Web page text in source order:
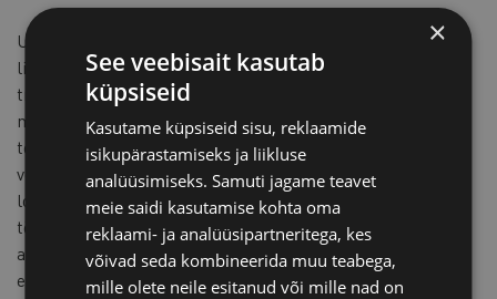
Usume, et meie teenused võivad pakkuda ka teistele koja
liikmetele väärtust. Olenemata sellest, kas oled
traditsiooniline ettevõte, kes soovib oma kuluhaldust
moderniseerida, või kasvav idufirma, kes vajab oma
tootesse põimitud finantsteenuste juurutamist. Näiteks
võimaldab Wallester Businessi platvorm ettevõtetel
loobuda käsitsi kuluaruandluse tegemisest. Andes
töötajatele kasutamiseks spetsiaalsed ettevõtte kaardid ja
automatiseerides ostutšekkide kogumise, saavad
ettevõtted säästa sadu tunde haldustööle kuluvat aega.
×
See veebisait kasutab
küpsiseid
Kasutame küpsiseid sisu, reklaamide
isikupärastamiseks ja liikluse
analüüsimiseks. Samuti jagame teavet
meie saidi kasutamise kohta oma
reklaami- ja analüüsipartneritega, kes
võivad seda kombineerida muu teabega,
mille olete neile esitanud või mille nad on